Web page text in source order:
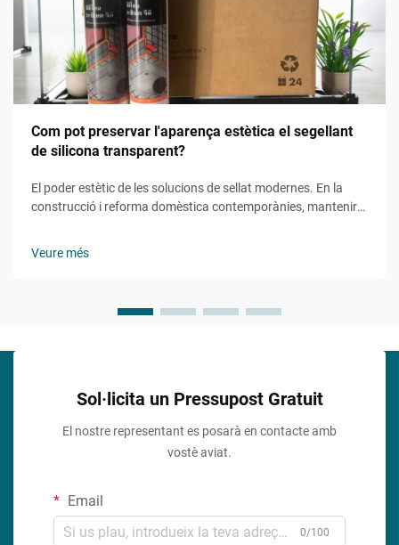
Com pot preservar l'aparença estètica el segellant
de silicona transparent?
El poder estètic de les solucions de sellat modernes. En la
construcció i reforma domèstica contemporànies, mantenir
Veure més
Sol·licita un Pressupost Gratuit
El nostre representant es posarà en contacte amb
vostè aviat.
Email
0/100